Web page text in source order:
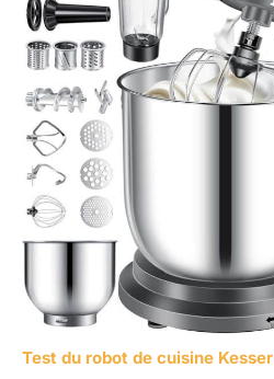
Test du robot de cuisine